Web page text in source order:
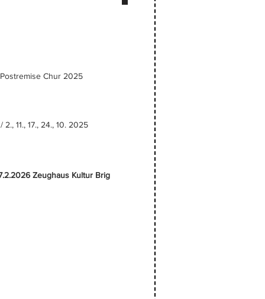
Postremise Chur 2025
11., 17., 24., 10. 2025
Zeughaus Kultur Brig